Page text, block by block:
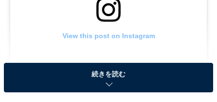
View this post on Instagram
続きを読む